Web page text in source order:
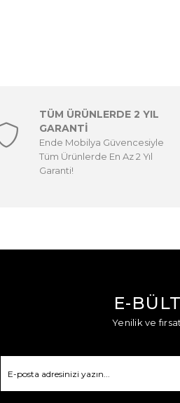
TÜM ÜRÜNLERDE 2 YIL
GARANTİ
Ende Mobilya Güvencesiyle
Tüm Ürünlerde En Az 2 Yıl
Garanti!
E-
Yenilik ve